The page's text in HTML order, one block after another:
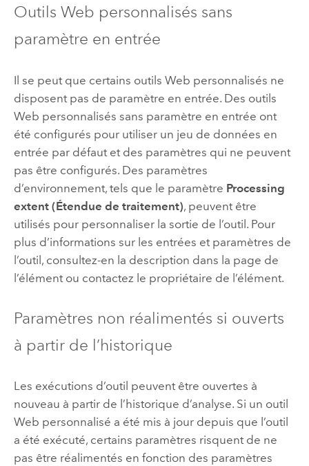
Outils Web personnalisés sans
paramètre en entrée
Il se peut que certains outils Web personnalisés ne
disposent pas de paramètre en entrée. Des outils
Web personnalisés sans paramètre en entrée ont
été configurés pour utiliser un jeu de données en
entrée par défaut et des paramètres qui ne peuvent
pas être configurés. Des paramètres
d’environnement, tels que le paramètre Processing
extent (Étendue de traitement), peuvent être
utilisés pour personnaliser la sortie de l’outil. Pour
plus d’informations sur les entrées et paramètres de
l’outil, consultez-en la description dans la page de
l’élément ou contactez le propriétaire de l’élément.
Paramètres non réalimentés si ouverts
à partir de l’historique
Les exécutions d’outil peuvent être ouvertes à
nouveau à partir de l’historique d’analyse. Si un outil
Web personnalisé a été mis à jour depuis que l’outil
a été exécuté, certains paramètres risquent de ne
pas être réalimentés en fonction des paramètres